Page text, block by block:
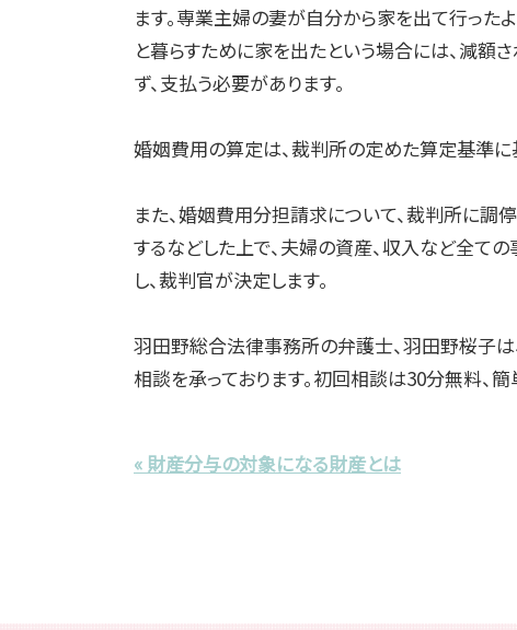
ます。専業主婦の妻が自分から家を出て行った
と暮らすために家を出たという場合には、減額
ず、支払う必要があります。
婚姻費用の算定は、裁判所の定めた算定基準に
また、婚姻費用分担請求について、裁判所に調
するなどした上で、夫婦の資産、収入など全て
し、裁判官が決定します。
羽田野総合法律事務所の弁護士、羽田野桜子は
相談を承っております。初回相談は30分無料、
« 財産分与の対象になる財産とは